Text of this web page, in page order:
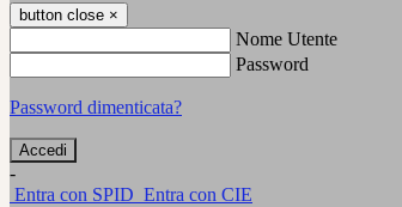
button close ×
Nome Utente
Password
Password dimenticata?
-
Entra con SPID Entra con CIE